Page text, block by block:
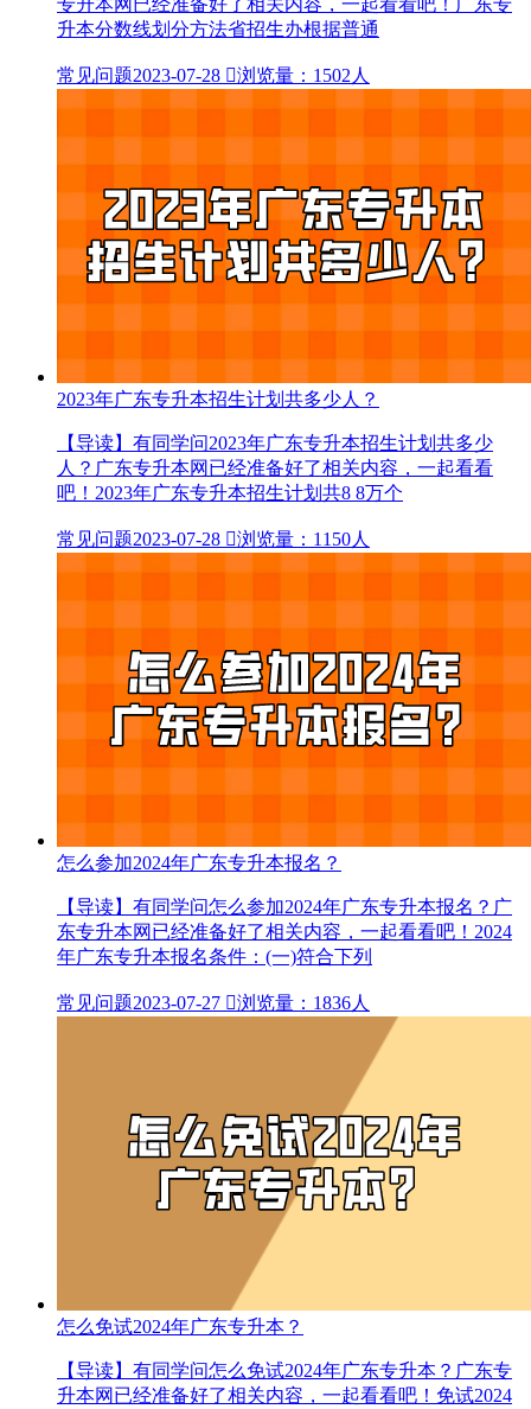
专升本网已经准备好了相关内容，一起看看吧！广东专
升本分数线划分方法省招生办根据普通
常见问题2023-07-28 浏览量：1502人
2023年广东专升本招生计划共多少人？
【导读】有同学问2023年广东专升本招生计划共多少
人？广东专升本网已经准备好了相关内容，一起看看
吧！2023年广东专升本招生计划共8 8万个
常见问题2023-07-28 浏览量：1150人
怎么参加2024年广东专升本报名？
【导读】有同学问怎么参加2024年广东专升本报名？广
东专升本网已经准备好了相关内容，一起看看吧！2024
年广东专升本报名条件：(一)符合下列
常见问题2023-07-27 浏览量：1836人
怎么免试2024年广东专升本？
【导读】有同学问怎么免试2024年广东专升本？广东专
升本网已经准备好了相关内容，一起看看吧！免试2024